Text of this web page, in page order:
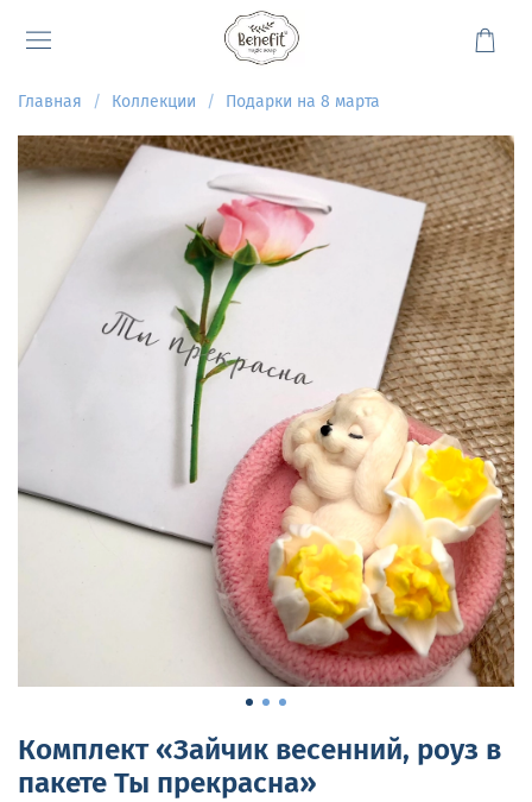
Главная Коллекции Подарки на 8 марта
Комплект «Зайчик весенний, роуз в
пакете Ты прекрасна»